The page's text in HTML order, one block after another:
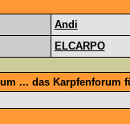
Andi
ELCARPO
... das Karpfenforum